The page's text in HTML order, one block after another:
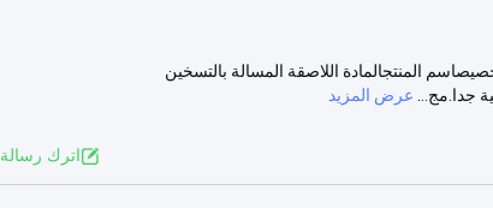
المنتجالمادة اللاصقة المسالة بالتسخين
عرض المزيد
اترك رسالة